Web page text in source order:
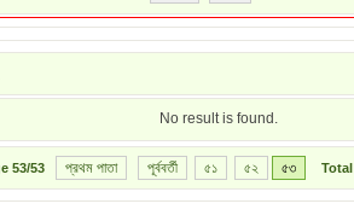
No result is found.
53/53 প্রথম পাতা পূর্ববর্তী ৫১ ৫২ ৫৩ Total